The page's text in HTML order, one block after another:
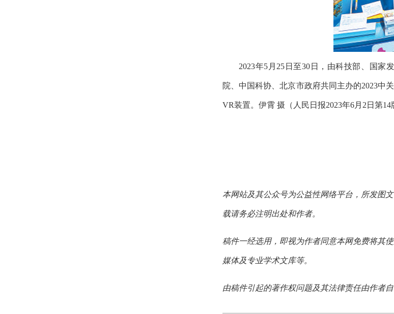
2023年5月25日至30日，由科技部、国家
院、中国科协、北京市政府共同主办的2023中
VR装置。伊霄 摄（人民日报2023年6月2日第
本网站及其公众号为公益性网络平台，所发图
载请务必注明出处和作者。
稿件一经选用，即视为作者同意本网免费将其
媒体及专业学术文库等。
由稿件引起的著作权问题及其法律责任由作者自